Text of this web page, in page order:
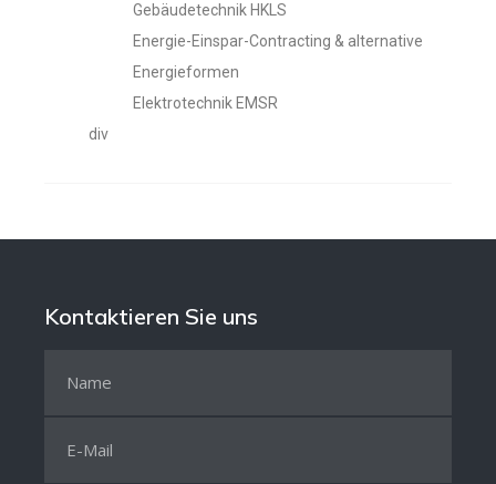
Gebäudetechnik HKLS
Energie-Einspar-Contracting & alternative
Energieformen
Elektrotechnik EMSR
div
Kontaktieren Sie uns